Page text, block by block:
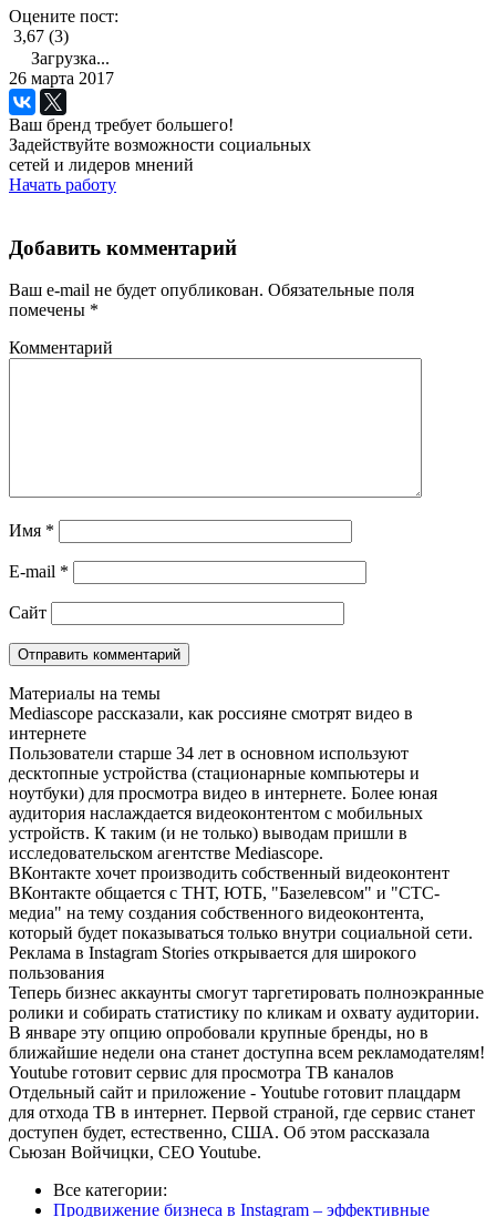
Оцените пост:
3,67 (3)
Загрузка...
26 марта 2017
Ваш бренд требует большего!
Задействуйте возможности социальных
сетей и лидеров мнений
Начать работу
Добавить комментарий
Ваш e-mail не будет опубликован. Обязательные поля
помечены *
Комментарий
Имя *
E-mail *
Сайт
Материалы на темы
Mediascope рассказали, как россияне смотрят видео в
интернете
Пользователи старше 34 лет в основном используют
десктопные устройства (стационарные компьютеры и
ноутбуки) для просмотра видео в интернете. Более юная
аудитория наслаждается видеоконтентом с мобильных
устройств. К таким (и не только) выводам пришли в
исследовательском агентстве Mediascope.
ВКонтакте хочет производить собственный видеоконтент
ВКонтакте общается с ТНТ, ЮТБ, "Базелевсом" и "СТС-
медиа" на тему создания собственного видеоконтента,
который будет показываться только внутри социальной сети.
Реклама в Instagram Stories открывается для широкого
пользования
Теперь бизнес аккаунты смогут таргетировать полноэкранные
ролики и собирать статистику по кликам и охвату аудитории.
В январе эту опцию опробовали крупные бренды, но в
ближайшие недели она станет доступна всем рекламодателям!
Youtube готовит сервис для просмотра ТВ каналов
Отдельный сайт и приложение - Youtube готовит плацдарм
для отхода ТВ в интернет. Первой страной, где сервис станет
доступен будет, естественно, США. Об этом рассказала
Сьюзан Войчицки, CEO Youtube.
Все категории:
Продвижение бизнеса в Instagram – эффективные